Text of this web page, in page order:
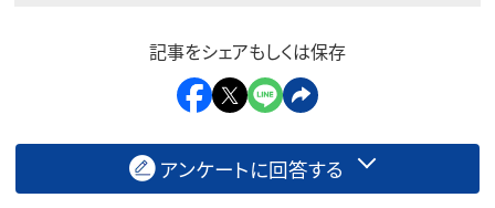
記事をシェアもしくは保存
アンケートに回答する